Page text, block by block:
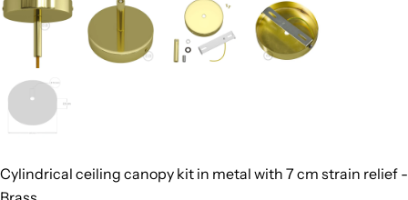
Cylindrical ceiling canopy kit in metal with 7 cm strain relief -